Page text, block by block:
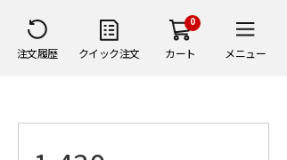
注文履歴 クイック注文
0
カート メニュー